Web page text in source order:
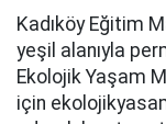
Kadıköy Eğitim
yeşil alanıyla
Ekolojik Yaşam
için